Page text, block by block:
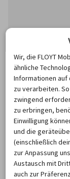
Die Preise
nächsten 12
Wir, die FLOYT
ähnliche
Informationen auf
zu verarbeiten.
zwingend
zu erbringen,
Einwilligung
und die
(einschließlich
zur Anpassung
Austausch mit
auch zur